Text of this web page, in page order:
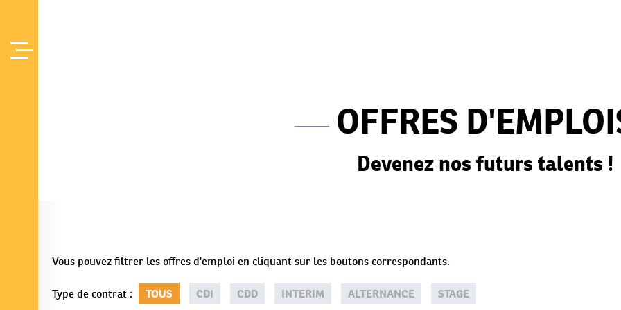
OFFRES
Devenez nos futurs talents !
Vous pouvez filtrer les offres d'emploi en cliquant sur les boutons correspondants.
Type de contrat : TOUS CDI CDD INTERIM ALTERNANCE
STAGE